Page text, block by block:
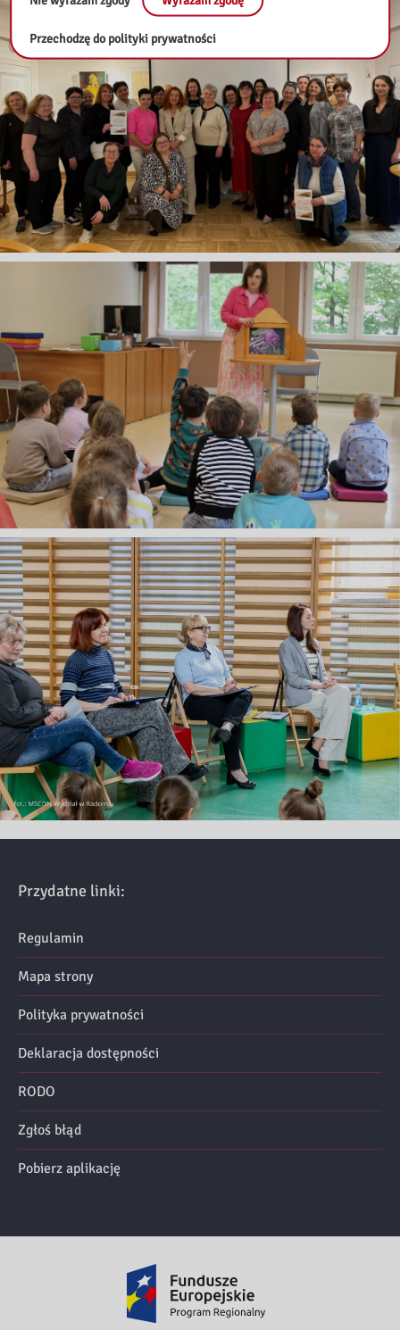
Przydatne linki:
Regulamin
Mapa strony
Polityka prywatności
Deklaracja dostępności
RODO
Zgłoś błąd
Pobierz aplikację
Przechodzę do polityki prywatności